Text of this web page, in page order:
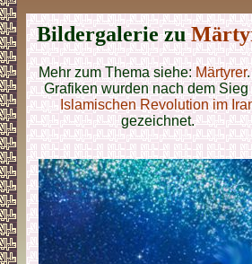
Bildergalerie zu
Mehr zum Thema siehe:Märtyrer
Grafiken wurden nach dem Sieg
Islamischen Revolution im
gezeichnet.